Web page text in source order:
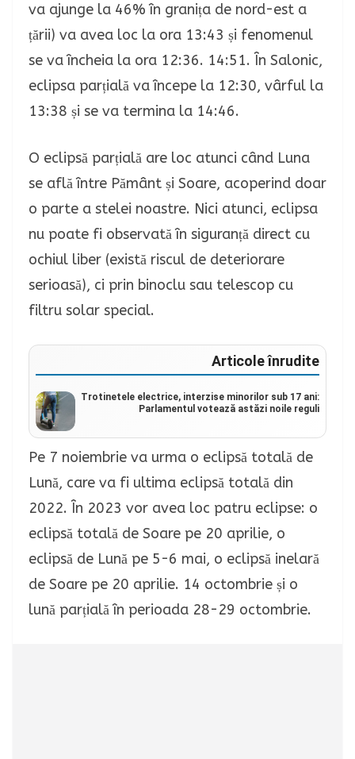
va ajunge la 46% în granița de nord-est a
țării) va avea loc la ora 13:43 și fenomenul
se va încheia la ora 12:36. 14:51. În Salonic,
eclipsa parțială va începe la 12:30, vârful la
13:38 și se va termina la 14:46.
O eclipsă parțială are loc atunci când Luna
se află între Pământ și Soare, acoperind doar
o parte a stelei noastre. Nici atunci, eclipsa
nu poate fi observată în siguranță direct cu
ochiul liber (există riscul de deteriorare
serioasă), ci prin binoclu sau telescop cu
filtru solar special.
Articole înrudite
Trotinetele electrice, interzise minorilor sub 17 ani:
Parlamentul votează astăzi noile reguli
Pe 7 noiembrie va urma o eclipsă totală de
Lună, care va fi ultima eclipsă totală din
2022. În 2023 vor avea loc patru eclipse: o
eclipsă totală de Soare pe 20 aprilie, o
eclipsă de Lună pe 5-6 mai, o eclipsă inelară
de Soare pe 20 aprilie. 14 octombrie și o
lună parțială în perioada 28-29 octombrie.